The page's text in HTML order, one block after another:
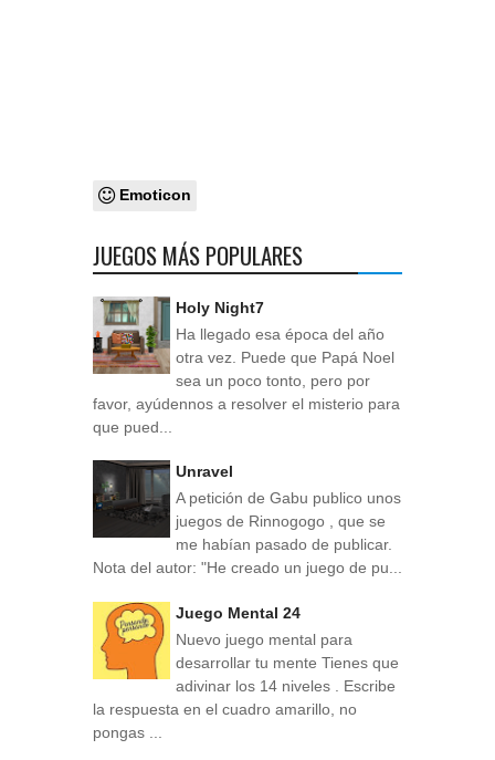
Emoticon
JUEGOS MÁS POPULARES
Holy Night7
Ha llegado esa época del año
otra vez. Puede que Papá Noel
sea un poco tonto, pero por
favor, ayúdennos a resolver el misterio para
que pued...
Unravel
A petición de Gabu publico unos
juegos de Rinnogogo , que se
me habían pasado de publicar.
Nota del autor: "He creado un juego de pu...
Juego Mental 24
Nuevo juego mental para
desarrollar tu mente Tienes que
adivinar los 14 niveles . Escribe
la respuesta en el cuadro amarillo, no
pongas ...